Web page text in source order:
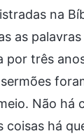
na
as
por três
Não
coisas há